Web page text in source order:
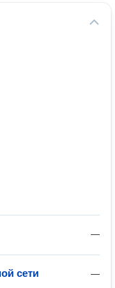
—
—
сети